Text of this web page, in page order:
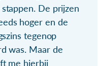
De prijzen
hoger en de
tegenop
was. Maar de
me hierbij